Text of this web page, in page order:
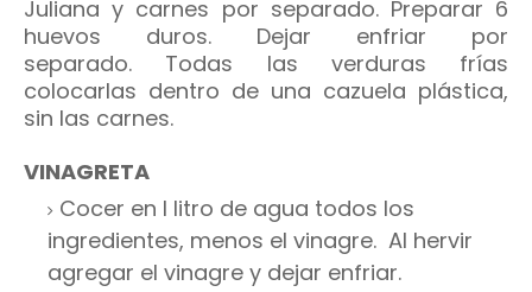
Juliana y carnes por separado. Preparar 6
huevos duros. Dejar enfriar por
separado. Todas las verduras frías
colocarlas dentro de una cazuela plástica,
sin las carnes.
VINAGRETA
Cocer en l litro de agua todos los
ingredientes, menos el vinagre. Al hervir
agregar el vinagre y dejar enfriar.